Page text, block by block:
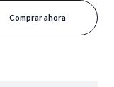
Comprar ahora